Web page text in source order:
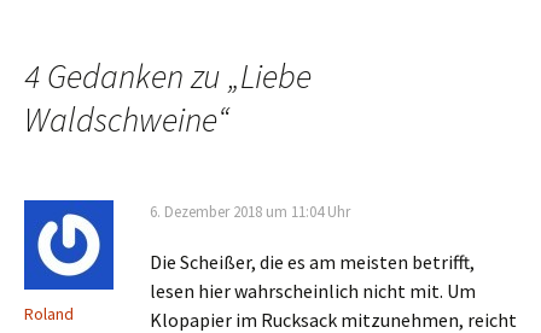
4 Gedanken zu „Liebe
Waldschweine“
Roland
6. Dezember 2018 um 11:04 Uhr
Die Scheißer, die es am meisten betrifft,
lesen hier wahrscheinlich nicht mit. Um
Klopapier im Rucksack mitzunehmen, reicht